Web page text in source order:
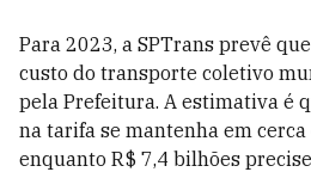
Para 2023, a SPTrans prevê
custo do transporte coletivo
pela Prefeitura. A estimativa é
na tarifa se mantenha em cerca
enquanto R$ 7,4 bilhões